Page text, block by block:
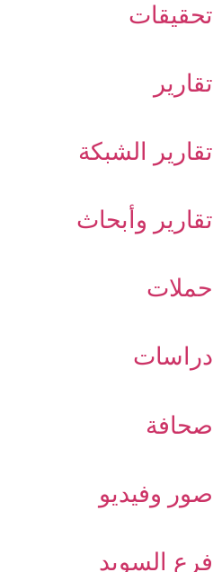
تحقيقات
تقارير
تقارير الشبكة
تقارير وأبحاث
حملات
دراسات
صحافة
صور وفيديو
فرع السويد